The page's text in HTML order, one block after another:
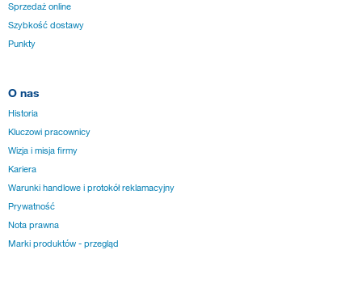
Sprzedaż online
Szybkość dostawy
Punkty
O nas
Historia
Kluczowi pracownicy
Wizja i misja firmy
Kariera
Warunki handlowe i protokół reklamacyjny
Prywatność
Nota prawna
Marki produktów - przegląd